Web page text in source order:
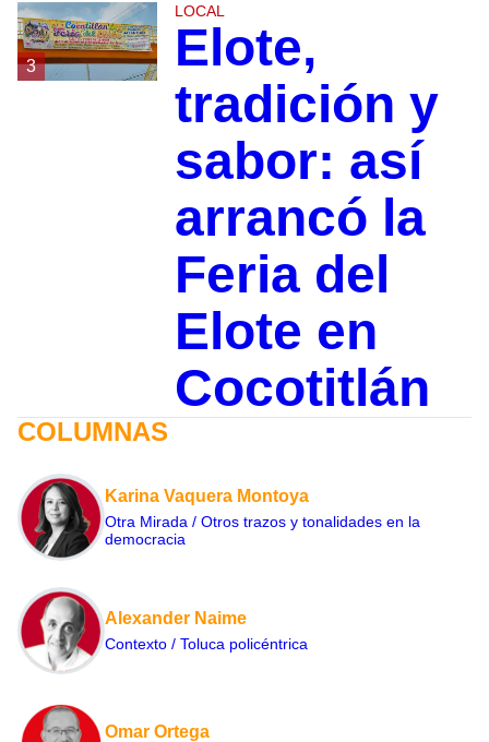
3
LOCAL
Elote,
tradición y
sabor: así
arrancó la
Feria del
Elote en
Cocotitlán
COLUMNAS
Karina Vaquera Montoya
Otra Mirada / Otros trazos y tonalidades en la
democracia
Alexander Naime
Contexto / Toluca policéntrica
Omar Ortega